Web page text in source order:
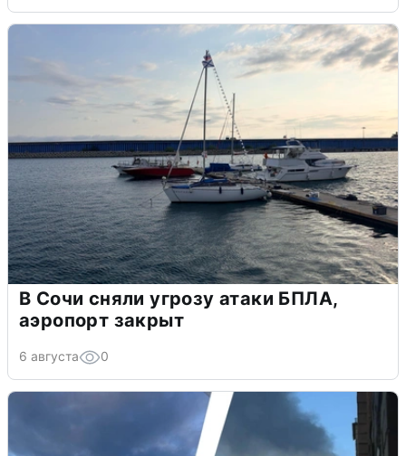
В Сочи сняли угрозу атаки БПЛА,
аэропорт закрыт
6 августа 0